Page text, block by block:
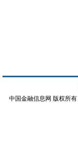
中国金融信息网 版权所有